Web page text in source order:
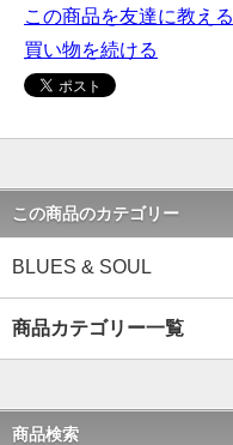
この商品を友達に教える
買い物を続ける
この商品のカテゴリー
BLUES & SOUL
商品カテゴリー一覧
商品検索